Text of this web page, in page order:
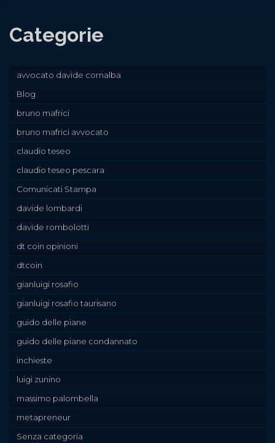
Categorie
avvocato davide cornalba
Blog
bruno mafrici
bruno mafrici avvocato
claudio teseo
claudio teseo pescara
Comunicati Stampa
davide lombardi
davide rombolotti
dt coin opinioni
dtcoin
gianluigi rosafio
gianluigi rosafio taurisano
guido delle piane
guido delle piane condannato
inchieste
luigi zunino
massimo palombella
metapreneur
Senza categoria